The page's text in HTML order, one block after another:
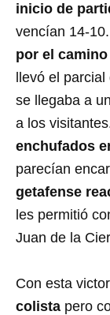
inicio de
vencían 14-
por el
llevó el
se llegaba a
a los
enchufados
parecían
getafense
les permitió
Juan de la
Con esta
colista pero